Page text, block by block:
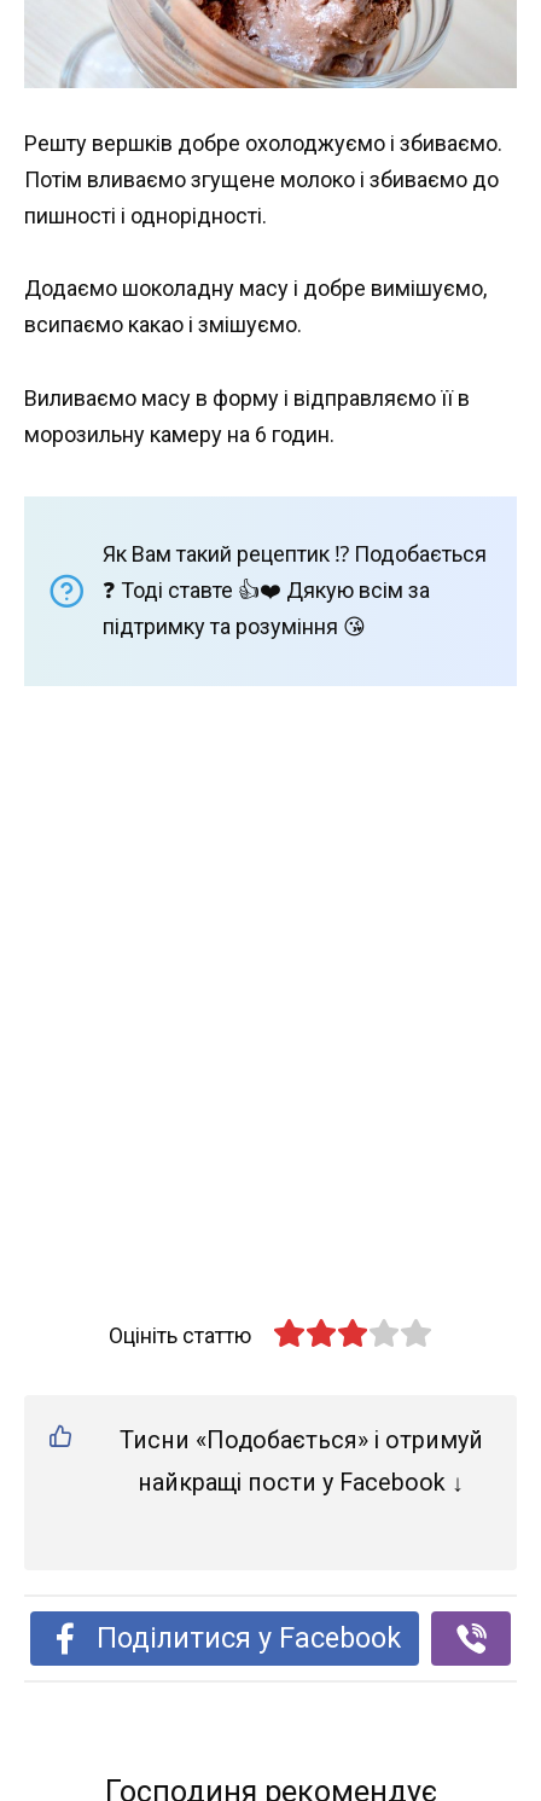
Решту вершків добре охолоджуємо і збиваємо.
Потім вливаємо згущене молоко і збиваємо до
пишності і однорідності.
Додаємо шоколадну масу і добре вимішуємо,
всипаємо какао і змішуємо.
Виливаємо масу в форму і відправляємо її в
морозильну камеру на 6 годин.
Як Вам такий рецептик ⁉️ Подобається
❓ Тоді ставте 👍❤️ Дякую всім за
підтримку та розуміння 😘
Оцініть статтю
Тисни «Подобається» і отримуй
найкращі пости у Facebook ↓
Поділитися у Facebook
Господиня рекомендує